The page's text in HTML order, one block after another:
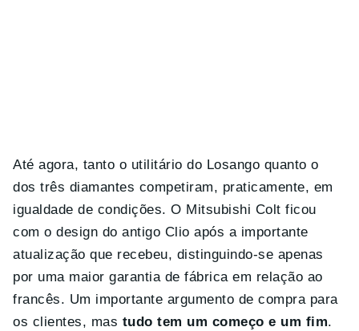
Até agora, tanto o utilitário do Losango quanto o
dos três diamantes competiram, praticamente, em
igualdade de condições. O Mitsubishi Colt ficou
com o design do antigo Clio após a importante
atualização que recebeu, distinguindo-se apenas
por uma maior garantia de fábrica em relação ao
francês. Um importante argumento de compra para
os clientes, mas tudo tem um começo e um fim.